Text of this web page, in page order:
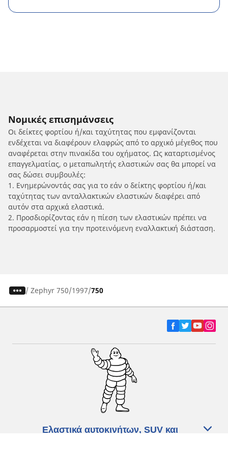
Νομικές επισημάνσεις
Οι δείκτες φορτίου ή/και ταχύτητας που εμφανίζονται
ενδέχεται να διαφέρουν ελαφρώς από το αρχικό μέγεθος που
αναφέρεται στην πινακίδα του οχήματος. Ως καταρτισμένος
επαγγελματίας, ο μεταπωλητής ελαστικών σας θα μπορεί να
σας δώσει συμβουλές:
1. Ενημερώνοντάς σας για το εάν ο δείκτης φορτίου ή/και
ταχύτητας των ανταλλακτικών ελαστικών διαφέρει από
αυτόν στα αρχικά ελαστικά.
2. Προσδιορίζοντας εάν η πίεση των ελαστικών πρέπει να
προσαρμοστεί για την προτεινόμενη εναλλακτική διάσταση.
/ Zephyr 750 1997 750
Ελαστικά αυτοκινήτων, SUV και